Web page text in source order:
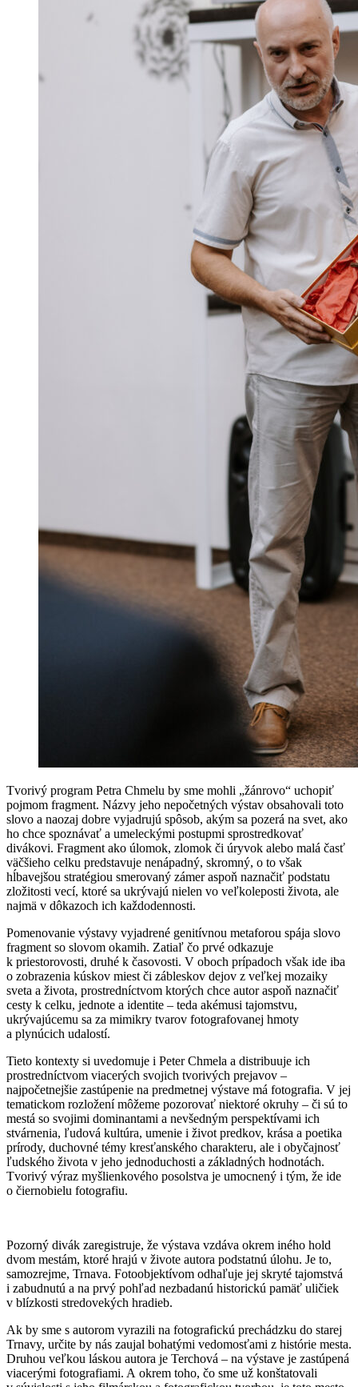
Tvorivý program Petra Chmelu by sme mohli „žánrovo“ uchopiť
pojmom fragment. Názvy jeho nepočetných výstav obsahovali toto
slovo a naozaj dobre vyjadrujú spôsob, akým sa pozerá na svet, ako
ho chce spoznávať a umeleckými postupmi sprostredkovať
divákovi. Fragment ako úlomok, zlomok či úryvok alebo malá časť
väčšieho celku predstavuje nenápadný, skromný, o to však
hĺbavejšou stratégiou smerovaný zámer aspoň naznačiť podstatu
zložitosti vecí, ktoré sa ukrývajú nielen vo veľkoleposti života, ale
najmä v dôkazoch ich každodennosti.
Pomenovanie výstavy vyjadrené genitívnou metaforou spája slovo
fragment so slovom okamih. Zatiaľ čo prvé odkazuje
k priestorovosti, druhé k časovosti. V oboch prípadoch však ide iba
o zobrazenia kúskov miest či zábleskov dejov z veľkej mozaiky
sveta a života, prostredníctvom ktorých chce autor aspoň naznačiť
cesty k celku, jednote a identite – teda akémusi tajomstvu,
ukrývajúcemu sa za mimikry tvarov fotografovanej hmoty
a plynúcich udalostí.
Tieto kontexty si uvedomuje i Peter Chmela a distribuuje ich
prostredníctvom viacerých svojich tvorivých prejavov –
najpočetnejšie zastúpenie na predmetnej výstave má fotografia. V jej
tematickom rozložení môžeme pozorovať niektoré okruhy – či sú to
mestá so svojimi dominantami a nevšedným perspektívami ich
stvárnenia, ľudová kultúra, umenie i život predkov, krása a poetika
prírody, duchovné témy kresťanského charakteru, ale i obyčajnosť
ľudského života v jeho jednoduchosti a základných hodnotách.
Tvorivý výraz myšlienkového posolstva je umocnený i tým, že ide
o čiernobielu fotografiu.
Pozorný divák zaregistruje, že výstava vzdáva okrem iného hold
dvom mestám, ktoré hrajú v živote autora podstatnú úlohu. Je to,
samozrejme, Trnava. Fotoobjektívom odhaľuje jej skryté tajomstvá
i zabudnutú a na prvý pohľad nezbadanú historickú pamäť uličiek
v blízkosti stredovekých hradieb.
Ak by sme s autorom vyrazili na fotografickú prechádzku do starej
Trnavy, určite by nás zaujal bohatými vedomosťami z histórie mesta.
Druhou veľkou láskou autora je Terchová – na výstave je zastúpená
viacerými fotografiami. A okrem toho, čo sme už konštatovali